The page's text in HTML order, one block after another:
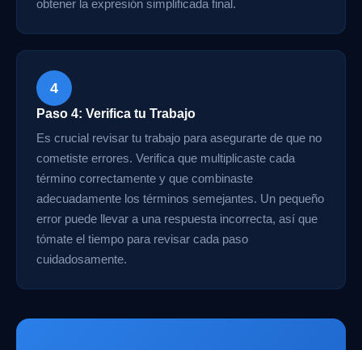
obtener la expresión simplificada final.
4
Paso 4: Verifica tu Trabajo
Es crucial revisar tu trabajo para asegurarte de que no
cometiste errores. Verifica que multiplicaste cada
término correctamente y que combinaste
adecuadamente los términos semejantes. Un pequeño
error puede llevar a una respuesta incorrecta, así que
tómate el tiempo para revisar cada paso
cuidadosamente.